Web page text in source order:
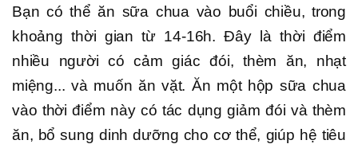
Bạn có thể ăn sữa chua vào buổi chiều, trong
khoảng thời gian từ 14-16h. Đây là thời điểm
nhiều người có cảm giác đói, thèm ăn, nhạt
miệng... và muốn ăn vặt. Ăn một hộp sữa chua
vào thời điểm này có tác dụng giảm đói và thèm
ăn, bổ sung dinh dưỡng cho cơ thể, giúp hệ tiêu